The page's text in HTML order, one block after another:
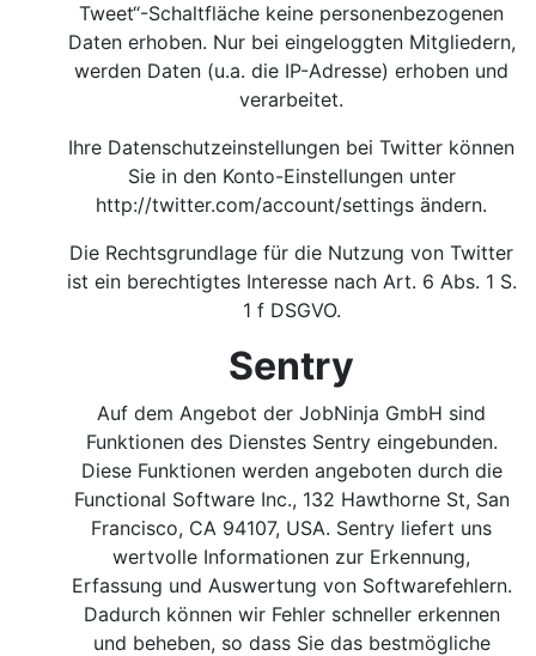
Tweet“-Schaltfläche keine personenbezogenen
Daten erhoben. Nur bei eingeloggten Mitgliedern,
werden Daten (u.a. die IP-Adresse) erhoben und
verarbeitet.
Ihre Datenschutzeinstellungen bei Twitter können
Sie in den Konto-Einstellungen unter
http://twitter.com/account/settingsändern.
Die Rechtsgrundlage für die Nutzung von Twitter
ist ein berechtigtes Interesse nach Art. 6 Abs. 1 S.
1 f DSGVO.
Sentry
Auf dem Angebot der JobNinja GmbH sind
Funktionen des Dienstes Sentry eingebunden.
Diese Funktionen werden angeboten durch die
Functional Software Inc., 132 Hawthorne St, San
Francisco, CA 94107, USA. Sentry liefert uns
wertvolle Informationen zur Erkennung,
Erfassung und Auswertung von Softwarefehlern.
Dadurch können wir Fehler schneller erkennen
und beheben, so dass Sie das bestmögliche